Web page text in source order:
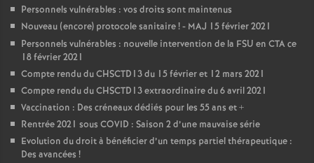
Personnels vulnérables : vos droits sont maintenus
Nouveau (encore) protocole sanitaire! - MAJ 15 février 2021
Personnels vulnérables : nouvelle intervention de la FSU en CTA ce
18 février 2021
Compte rendu du CHSCTD13 du 15 février et 12 mars 2021
Compte rendu du CHSCTD13 extraordinaire du 6 avril 2021
Vaccination : Des créneaux dédiés pour les 55 ans et +
Rentrée 2021 sous COVID : Saison 2 d’une mauvaise série
Evolution du droit à bénéficier d’un temps partiel thérapeutique :
Des avancées !